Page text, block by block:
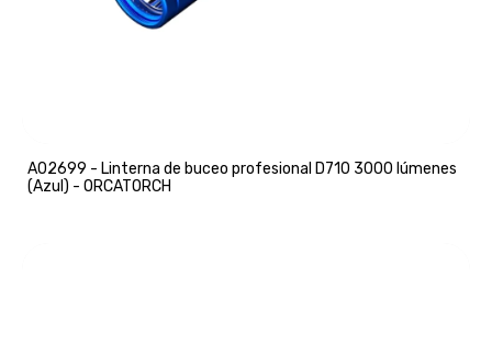
A02699 - Linterna de buceo profesional D710 3000 lúmenes
(Azul) - ORCATORCH